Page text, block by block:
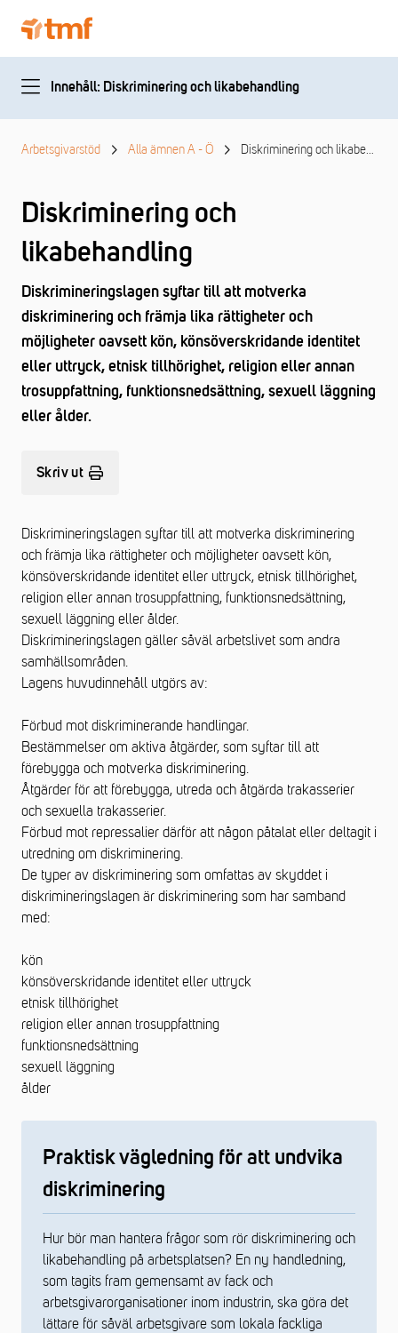
Innehåll: Diskriminering och likabehandling
Arbetsgivarstöd Alla ämnen A - Ö Diskriminering och likabehandling
Diskriminering och
likabehandling
Diskrimineringslagen syftar till att motverka
diskriminering och främja lika rättigheter och
möjligheter oavsett kön, könsöverskridande identitet
eller uttryck, etnisk tillhörighet, religion eller annan
trosuppfattning, funktionsnedsättning, sexuell läggning
eller ålder.
Skriv ut
Diskrimineringslagen syftar till att motverka diskriminering
och främja lika rättigheter och möjligheter oavsett kön,
könsöverskridande identitet eller uttryck, etnisk tillhörighet,
religion eller annan trosuppfattning, funktionsnedsättning,
sexuell läggning eller ålder.
Diskrimineringslagen gäller såväl arbetslivet som andra
samhällsområden.
Lagens huvudinnehåll utgörs av:
Förbud mot diskriminerande handlingar.
Bestämmelser om aktiva åtgärder, som syftar till att
förebygga och motverka diskriminering.
Åtgärder för att förebygga, utreda och åtgärda trakasserier
och sexuella trakasserier.
Förbud mot repressalier därför att någon påtalat eller deltagit i
utredning om diskriminering.
De typer av diskriminering som omfattas av skyddet i
diskrimineringslagen är diskriminering som har samband
med:
kön
könsöverskridande identitet eller uttryck
etnisk tillhörighet
religion eller annan trosuppfattning
funktionsnedsättning
sexuell läggning
ålder
Praktisk vägledning för att undvika
diskriminering
Hur bör man hantera frågor som rör diskriminering och
likabehandling på arbetsplatsen? En ny handledning,
som tagits fram gemensamt av fack och
arbetsgivarorganisationer inom industrin, ska göra det
lättare för såväl arbetsgivare som lokala fackliga